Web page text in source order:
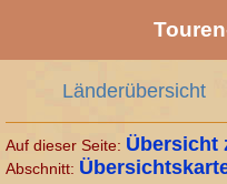
Länderübersicht
Auf dieser Seite: Übersicht
Abschnitt: